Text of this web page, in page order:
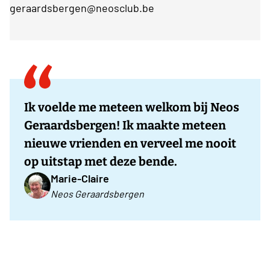
geraardsbergen@neosclub.be
Ik voelde me meteen welkom bij Neos
Geraardsbergen! Ik maakte meteen
nieuwe vrienden en verveel me nooit
op uitstap met deze bende.
Marie-Claire
Neos Geraardsbergen